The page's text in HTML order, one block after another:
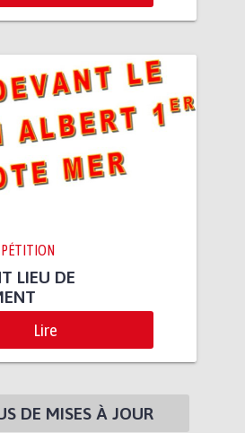
PÉTITION
LIEU DE
Lire
DE MISES À JOUR